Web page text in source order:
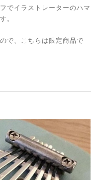
でイラストレーターのハマ
。
で、こちらは限定商品で